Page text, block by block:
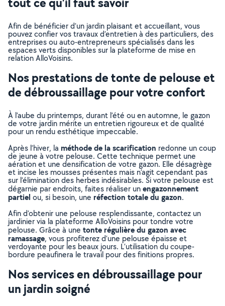
Afin de bénéficier d’un jardin plaisant et accueillant, vous
pouvez confier vos travaux d’entretien à des particuliers, des
entreprises ou auto-entrepreneurs spécialisés dans les
espaces verts disponibles sur la plateforme de mise en
relation AlloVoisins.
Nos prestations de tonte de pelouse et
de débroussaillage pour votre confort
À l’aube du printemps, durant l’été ou en automne, le gazon
de votre jardin mérite un entretien rigoureux et de qualité
pour un rendu esthétique impeccable.
Après l’hiver, la méthode de la scarification redonne un coup
de jeune à votre pelouse. Cette technique permet une
aération et une densification de votre gazon. Elle désagrège
et incise les mousses présentes mais n’agit cependant pas
sur l’élimination des herbes indésirables. Si votre pelouse est
dégarnie par endroits, faites réaliser unengazonnement
partiel ou, si besoin, une réfection totale du gazon.
Afin d’obtenir une pelouse resplendissante, contactez un
jardinier via la plateforme AlloVoisins pour tondre votre
pelouse. Grâce à une tonte régulière du gazon avec
ramassage, vous profiterez d’une pelouse épaisse et
verdoyante pour les beaux jours. L’utilisation du coupe-
bordure peaufinera le travail pour des finitions propres.
Nos services en débroussaillage pour
un jardin soigné